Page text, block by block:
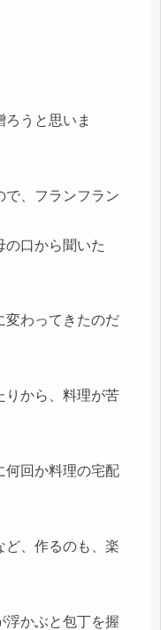
うと思いま
で、フランフラン
の口から聞いた
変わってきたのだ
りから、料理が苦
何回か料理の宅配
ど、作るのも、楽
浮かぶと包丁を握